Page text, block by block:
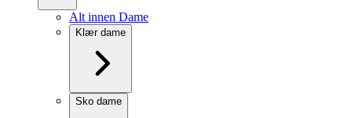
Alt innen Dame
Klær dame
Sko dame